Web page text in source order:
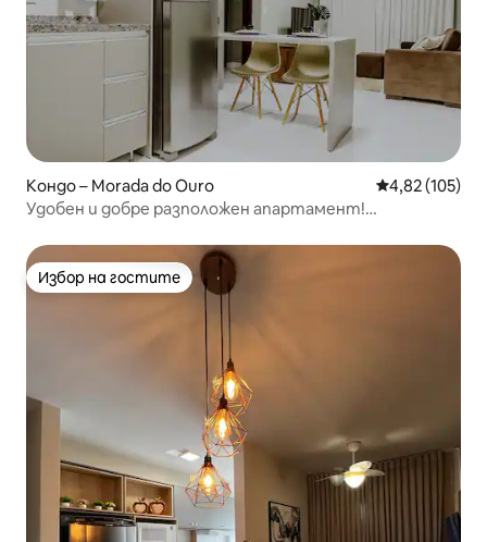
Кондо – Morada do Ouro Средна
4,82 (105)
Удобен и добре разположен апартамент!
Избор на гостите
Избор на гостите